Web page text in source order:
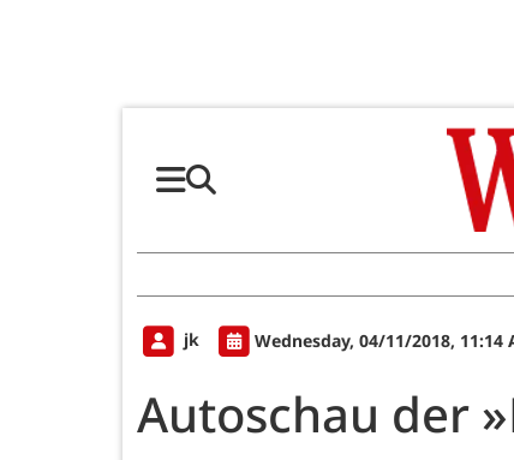
jk Wednesday, 04/11/2018, 11:14
Autoschau der